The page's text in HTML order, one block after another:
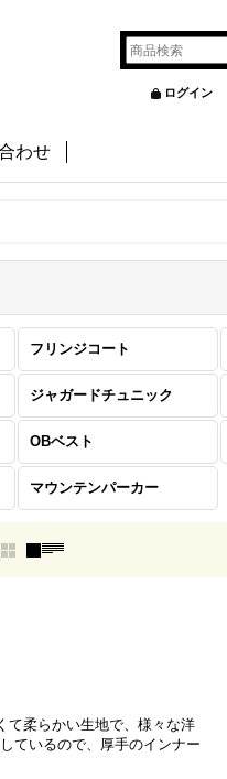
ログイン
わせ
フリンジコート
ジャガードチュニック
OBベスト
マウンテンパーカー
て柔らかい生地で、様々な洋
ているので、厚手のインナー